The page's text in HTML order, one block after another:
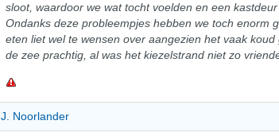
sloot, waardoor we wat tocht voelden en een kastdeur
Ondanks deze probleempjes hebben we toch enorm
eten liet wel te wensen over aangezien het vaak
de zee prachtig, al was het kiezelstrand niet zo
J. Noorlander